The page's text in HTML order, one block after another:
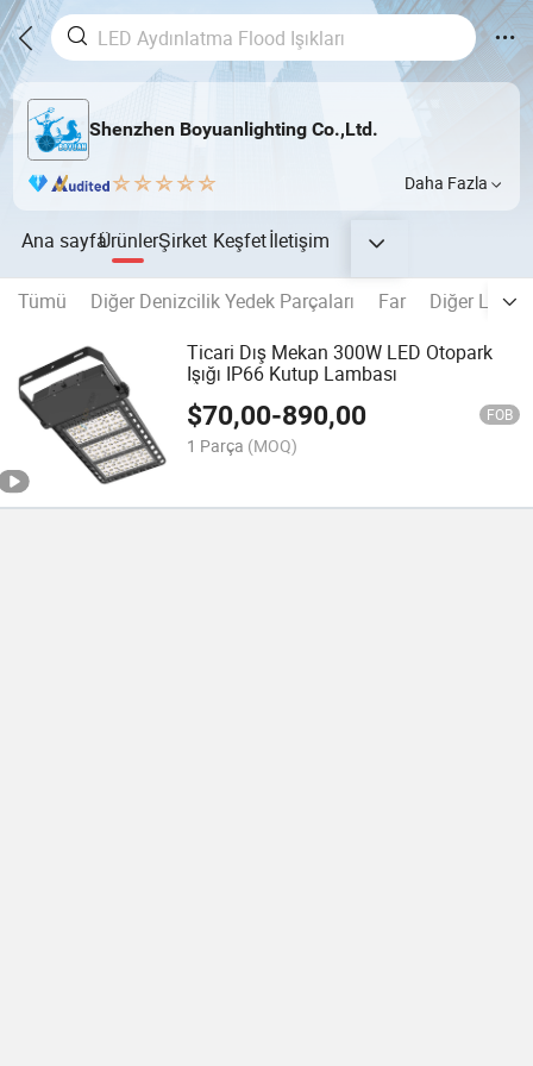
Shenzhen Boyuanlighting Co.,Ltd.
Daha Fazla
Ana sayfaÜrünlerŞirket Keşfetİletişim
Tümü Diğer Denizcilik Yedek Parçaları Far
Diğer LED
Ticari Dış Mekan 300W LED Otopark
Işığı IP66 Kutup Lambası
$70,00-890,00 FOB
1 Parça (MOQ)